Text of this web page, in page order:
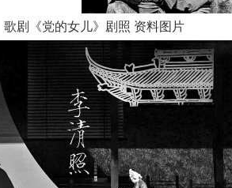
歌剧《党的女儿》剧照 资料图片